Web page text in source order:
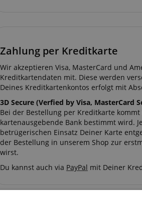
Zahlung per Kreditkarte
Wir akzeptieren Visa, MasterCard und
Kreditkartendaten mit. Diese werden
Deines Kreditkartenkontos erfolgt mit
3D Secure (Verfied by Visa, MasterCard
Bei der Bestellung per Kreditkarte
kartenausgebende Bank bestimmt wird.
betrügerischen Einsatz Deiner Karte
der Bestellung in unserem Shop zur
wirst.
Du kannst auch via PayPal mit Deiner